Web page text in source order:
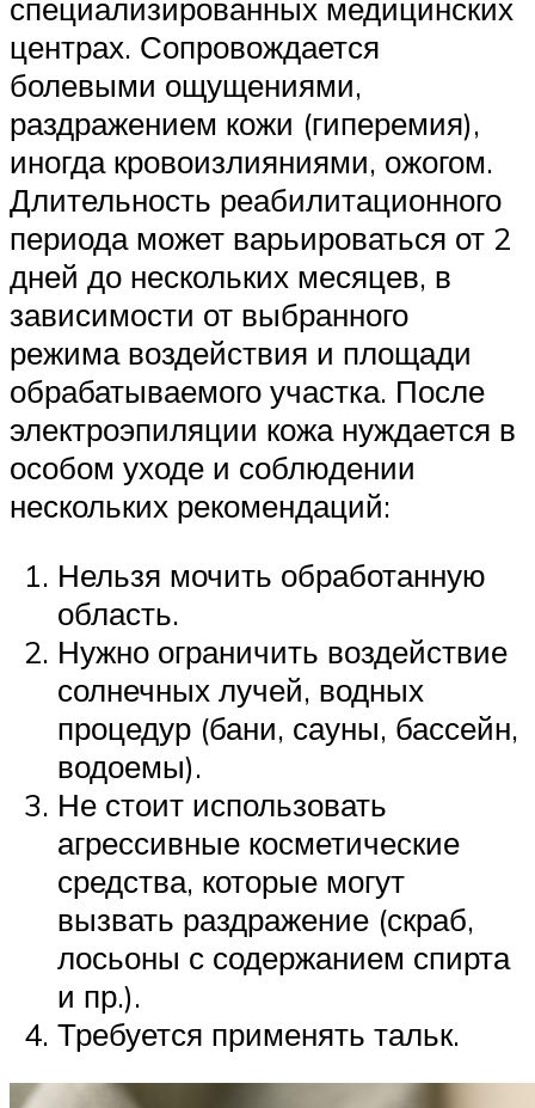
специализированных медицинских
центрах. Сопровождается
болевыми ощущениями,
раздражением кожи (гиперемия),
иногда кровоизлияниями, ожогом.
Длительность реабилитационного
периода может варьироваться от 2
дней до нескольких месяцев, в
зависимости от выбранного
режима воздействия и площади
обрабатываемого участка. После
электроэпиляции кожа нуждается в
особом уходе и соблюдении
нескольких рекомендаций:
Нельзя мочить обработанную
область.
Нужно ограничить воздействие
солнечных лучей, водных
процедур (бани, сауны, бассейн,
водоемы).
Не стоит использовать
агрессивные косметические
средства, которые могут
вызвать раздражение (скраб,
лосьоны с содержанием спирта
и пр.).
Требуется применять тальк.